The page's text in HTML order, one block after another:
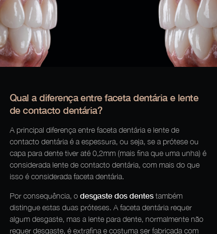
Qual a diferença entre faceta dentária e lente
de contacto dentária?
A principal diferença entre faceta dentária e lente de
contacto dentária é a espessura, ou seja, se a prótese ou
capa para dente tiver até 0,2mm (mais fina que uma unha) é
considerada lente de contacto dentária, com mais do que
isso é considerada faceta dentária.
Por consequência, o desgaste dos dentes também
distingue estas duas próteses. A faceta dentária requer
algum desgaste, mas a lente para dente, normalmente não
requer desgaste, é extrafina e costuma ser fabricada com